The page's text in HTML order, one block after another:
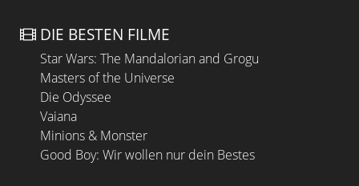
DIE BESTEN FILME
Star Wars: The Mandalorian and Grogu
Masters of the Universe
Die Odyssee
Vaiana
Minions & Monster
Good Boy: Wir wollen nur dein Bestes